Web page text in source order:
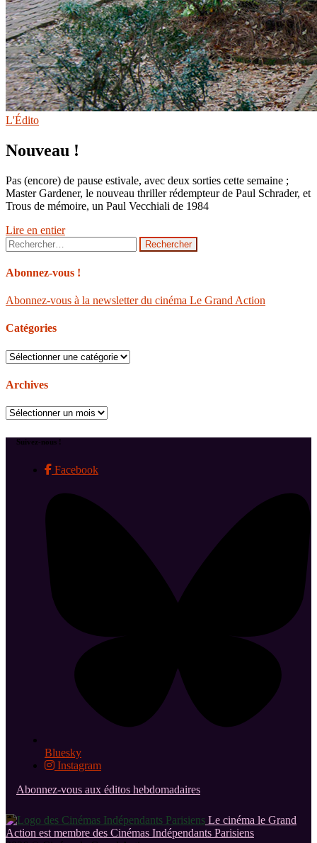
L'Édito
Nouveau !
Pas (encore) de pause estivale, avec deux sorties cette semaine ;
Master Gardener, le nouveau thriller rédempteur de Paul Schrader, et
Trous de mémoire, un Paul Vecchiali de 1984
Lire en entier
Rechercher :
Abonnez-vous !
Abonnez-vous à la newsletter du cinéma Le Grand Action
Catégories
Catégories
Archives
Archives
Suivez-nous !
Facebook
Bluesky
Instagram
Abonnez-vous aux éditos hebdomadaires
Le cinéma le Grand
Action est membre des Cinémas Indépendants Parisiens